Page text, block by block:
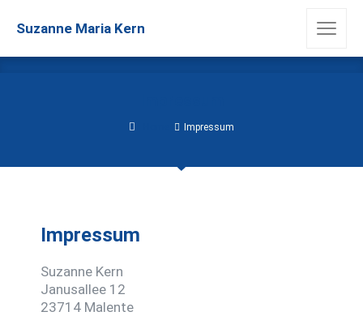
Suzanne Maria Kern
Impressum
Impressum
Suzanne Kern
Janusallee 12
23714 Malente